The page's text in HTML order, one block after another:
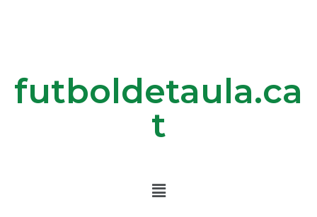
futboldetaula.ca
t